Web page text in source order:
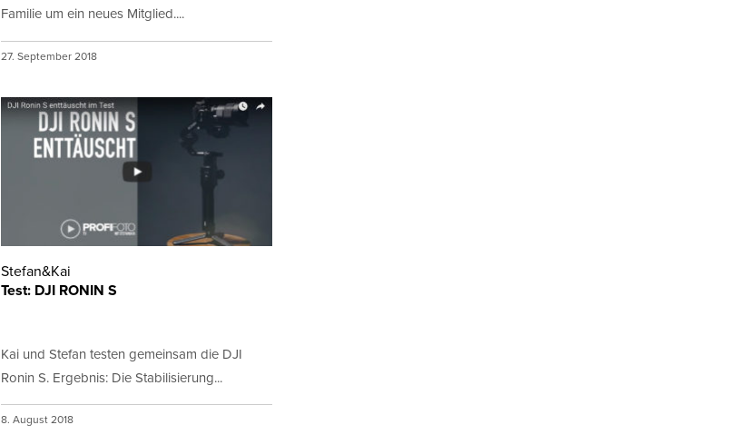
Familie um ein neues Mitglied....
27. September 2018
Stefan&Kai
Test: DJI RONIN S
Kai und Stefan testen gemeinsam die DJI
Ronin S. Ergebnis: Die Stabilisierung...
8. August 2018